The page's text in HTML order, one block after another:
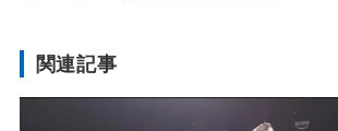
関連記事